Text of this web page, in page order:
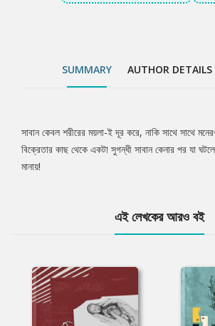
SUMMARY AUTHOR DETAILS
Tab
Article
সাবান কেবল শরীরের ময়লা-ই দূর করে, নাকি সাথে সাথে
বিক্রেতার কাছ থেকে একটা সুগন্ধী সাবান কেনার পর যা
মানায়!
এই লেখকের আরও বই